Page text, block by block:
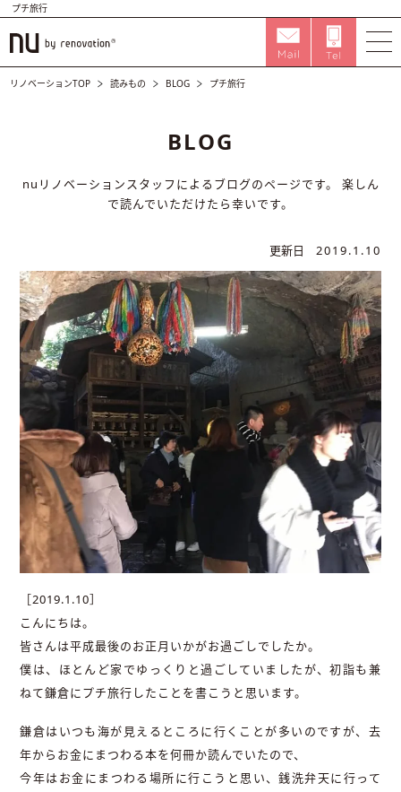
プチ旅行
リノベーションTOP 読みもの BLOG プチ旅行
BLOG
nuリノベーションスタッフによるブログのページです。
楽しん
で読んでいただけたら幸いです。
更新日 2019.1.10
［2019.1.10］
こんにちは。
皆さんは平成最後のお正月いかがお過ごしでしたか。
僕は、ほとんど家でゆっくりと過ごしていましたが、初詣も兼
ねて鎌倉にプチ旅行したことを書こうと思います。
鎌倉はいつも海が見えるところに行くことが多いのですが、去
年からお金にまつわる本を何冊か読んでいたので、
今年はお金にまつわる場所に行こうと思い、銭洗弁天に行って